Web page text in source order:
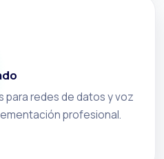
para redes de datos y voz
profesional.